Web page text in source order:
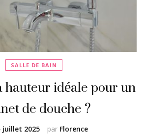
SALLE DE BAIN
idéale pour un
de douche ?
par Florence
juillet 2025